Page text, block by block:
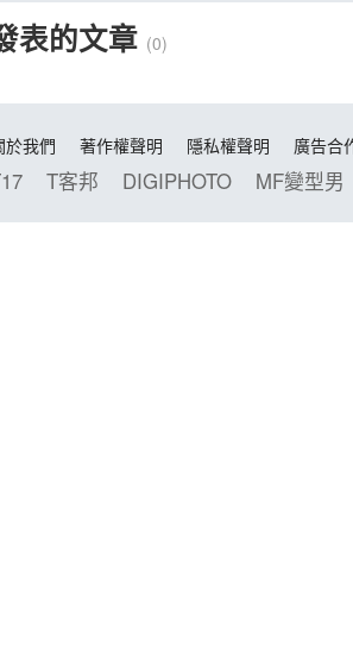
表的文章 (0)
於我們 著作權聲明 隱私權聲明 廣告合
T客邦 DIGIPHOTO MF變型男